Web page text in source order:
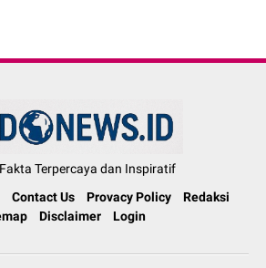
Terpercaya dan Inspiratif
Contact Us Provacy Policy
Redaksi
Disclaimer Login